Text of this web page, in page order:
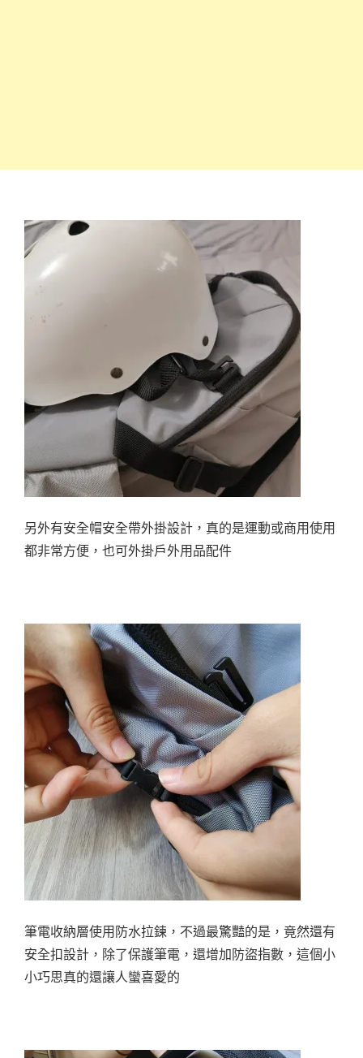
另外有安全帽安全帶外掛設計，真的是運動或商用使用
都非常方便，也可外掛戶外用品配件
筆電收納層使用防水拉鍊，不過最驚豔的是，竟然還有
安全扣設計，除了保護筆電，還增加防盜指數，這個小
小巧思真的還讓人蠻喜愛的